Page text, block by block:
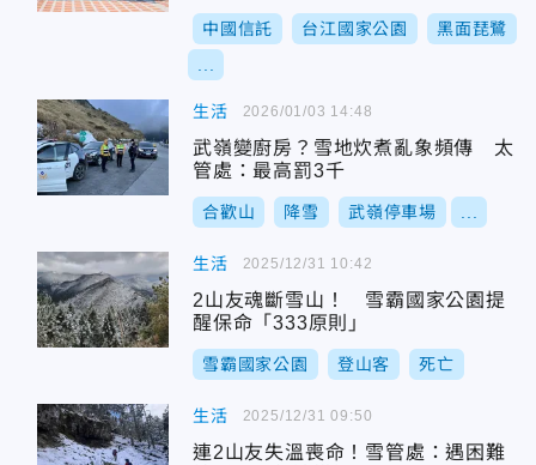
中國信託 台江國家公園 黑面琵鷺
生活
武嶺變廚房？雪地炊煮亂象頻傳 太
管處：最高罰3千
合歡山 降雪 武嶺停車場
2026/01/03 14:48
生活
2山友魂斷雪山！ 雪霸國家公園提
醒保命「333原則」
雪霸國家公園 登山客 死亡
2025/12/31 10:42
生活
連2山友失溫喪命！雪管處：遇困難
2025/12/31 09:50